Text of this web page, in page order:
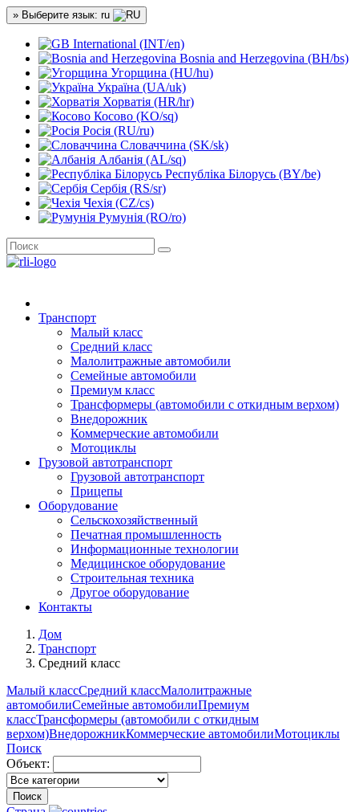
» Выберите язык: ru
International (INT/en)
Bosnia and Herzegovina (BH/bs)
Угорщина (HU/hu)
Україна (UA/uk)
Хорватія (HR/hr)
Косово (KO/sq)
Росія (RU/ru)
Словаччина (SK/sk)
Албанія (AL/sq)
Республіка Білорусь (BY/be)
Сербія (RS/sr)
Чехія (CZ/cs)
Румунія (RO/ro)
Транспорт
Малый класс
Средний класс
Малолитражные автомобили
Семейные автомобили
Премиум класс
Трансформеры (автомобили с откидным верхом)
Внедорожник
Коммерческие автомобили
Мотоциклы
Грузовой автотранспорт
Грузовой автотранспорт
Прицепы
Оборудование
Сельскохозяйственный
Печатная промышленность
Информационные технологии
Медицинское оборудование
Строительная техника
Другое оборудование
Контакты
Дом
Транспорт
Средний класс
Малый классСредний классМалолитражные
автомобилиСемейные автомобилиПремиум
классТрансформеры (автомобили с откидным
верхом)ВнедорожникКоммерческие автомобилиМотоциклы
Поиск
Объект:
Поиск